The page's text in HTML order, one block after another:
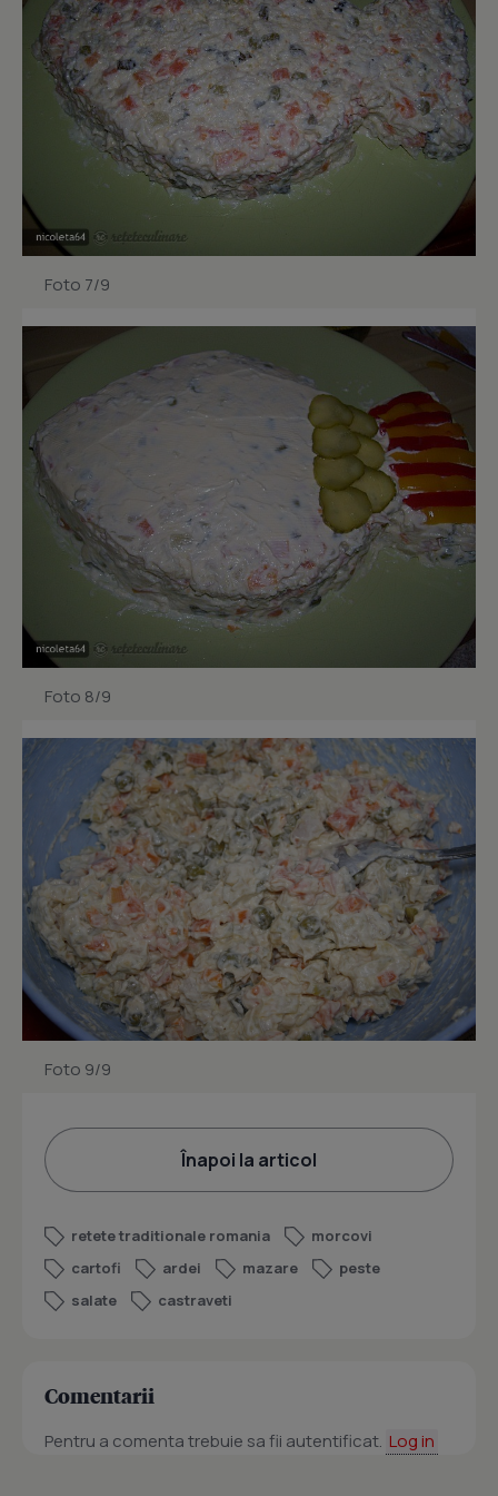
Foto 7/9
Foto 8/9
Foto 9/9
Înapoi la articol
retete traditionale romania
morcovi
cartofi
ardei mazare
peste
salate
castraveti
Comentarii
Pentru a comenta trebuie sa fii autentificat. Log in